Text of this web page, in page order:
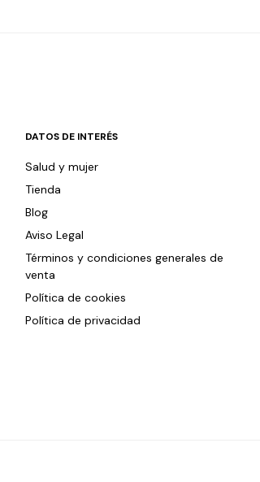
DATOS DE INTERÉS
Salud y mujer
Tienda
Blog
Aviso Legal
Términos y condiciones generales de
venta
Política de cookies
Política de privacidad